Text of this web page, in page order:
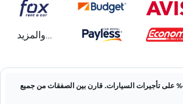
...والمزيد
وفّر ما يصل إلى 40% على تأجيرات السيارات. قارن بين الصفقات من جميع